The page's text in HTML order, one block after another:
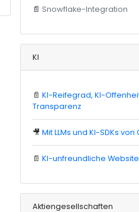
📄 Snowflake-Integration
KI
📄KI-Reifegrad, KI-
Transparenz
🎥Mit LLMs und KI-SDKs
📄KI-unfreundliche
Aktiengesellschaften